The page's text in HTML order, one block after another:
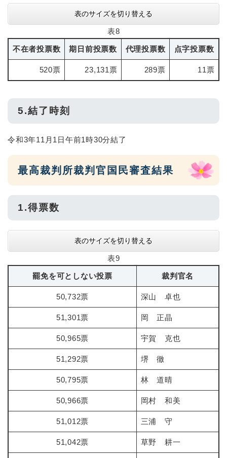
表のサイズを切り替える
表8
不在者投票数 期日前投票数 代理投票数 点字投票数
520票 23,131票 289票 11票
5.結了時刻
令和3年11月1日午前1時30分結了
最高裁判所裁判官国民審査結果
1.得票数
表のサイズを切り替える
表9
罷免を可としない投票 裁判官名
50,732票 深山 卓也
51,301票 岡 正晶
50,965票 宇賀 克也
51,292票 堺 徹
50,795票 林 道晴
50,966票 岡村 和美
51,012票 三浦 守
51,042票 草野 耕一